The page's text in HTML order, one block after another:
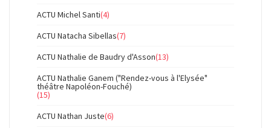
ACTU Michel Santi(4)
ACTU Natacha Sibellas(7)
ACTU Nathalie de Baudry d'Asson(13)
ACTU Nathalie Ganem ("Rendez-vous à l'Elysée"
théâtre Napoléon-Fouché)
(15)
ACTU Nathan Juste(6)